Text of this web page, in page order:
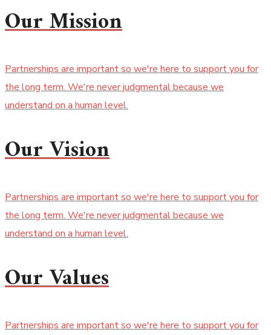
Our Mission
Partnerships are important so we're here to support you for
the long term. We're never judgmental because we
understand on a human level.
Our Vision
Partnerships are important so we're here to support you for
the long term. We're never judgmental because we
understand on a human level.
Our Values
Partnerships are important so we're here to support you for